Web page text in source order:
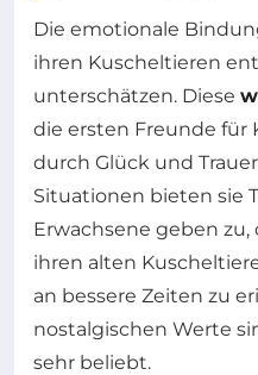
Die emotionale
ihren Kuscheltieren
unterschätzen. Diese
die ersten Freunde für
durch Glück und
Situationen bieten sie
Erwachsene geben zu,
ihren alten
an bessere Zeiten zu
nostalgischen Werte
sehr beliebt.